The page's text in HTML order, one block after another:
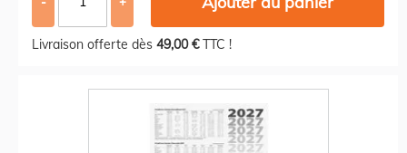
Livraison offerte dès 49,00 €TTC !